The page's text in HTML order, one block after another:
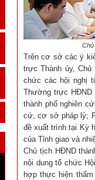
Chủ
Trên cơ sở các ý
trực Thành ủy, Chủ
chức các hội nghị
Thường trực HĐND
thành phố nghiên
cứ, cơ sở pháp lý;
đề xuất trình tại Kỳ
của Tỉnh giao và
Chủ tịch HĐND
nội dung tổ chức
hợp thực hiện